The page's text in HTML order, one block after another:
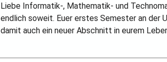
Liebe Informatik-, Mathematik- und
endlich soweit. Euer erstes Semester an der
damit auch ein neuer Abschnitt in eurem